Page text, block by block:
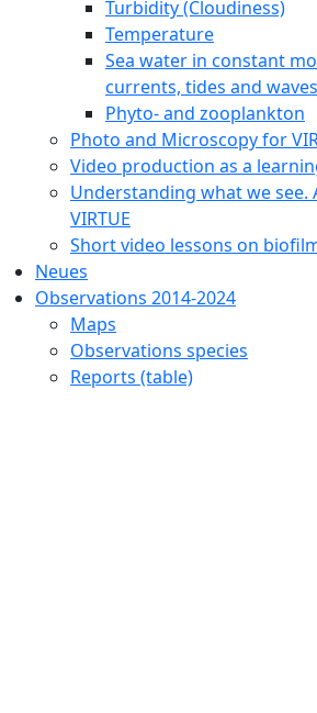
Turbidity (Cloudiness)
Temperature
Sea water in constant
currents, tides and
Phyto- and zooplankton
Photo and Microscopy for
Video production as a
Understanding what we see.
VIRTUE
Short video lessons on
Neues
Observations 2014-2024
Maps
Observations species
Reports (table)